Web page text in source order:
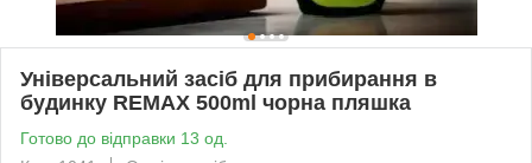
Універсальний засіб для прибирання в
будинку REMAX 500ml чорна пляшка
Готово до відправки 13 од.